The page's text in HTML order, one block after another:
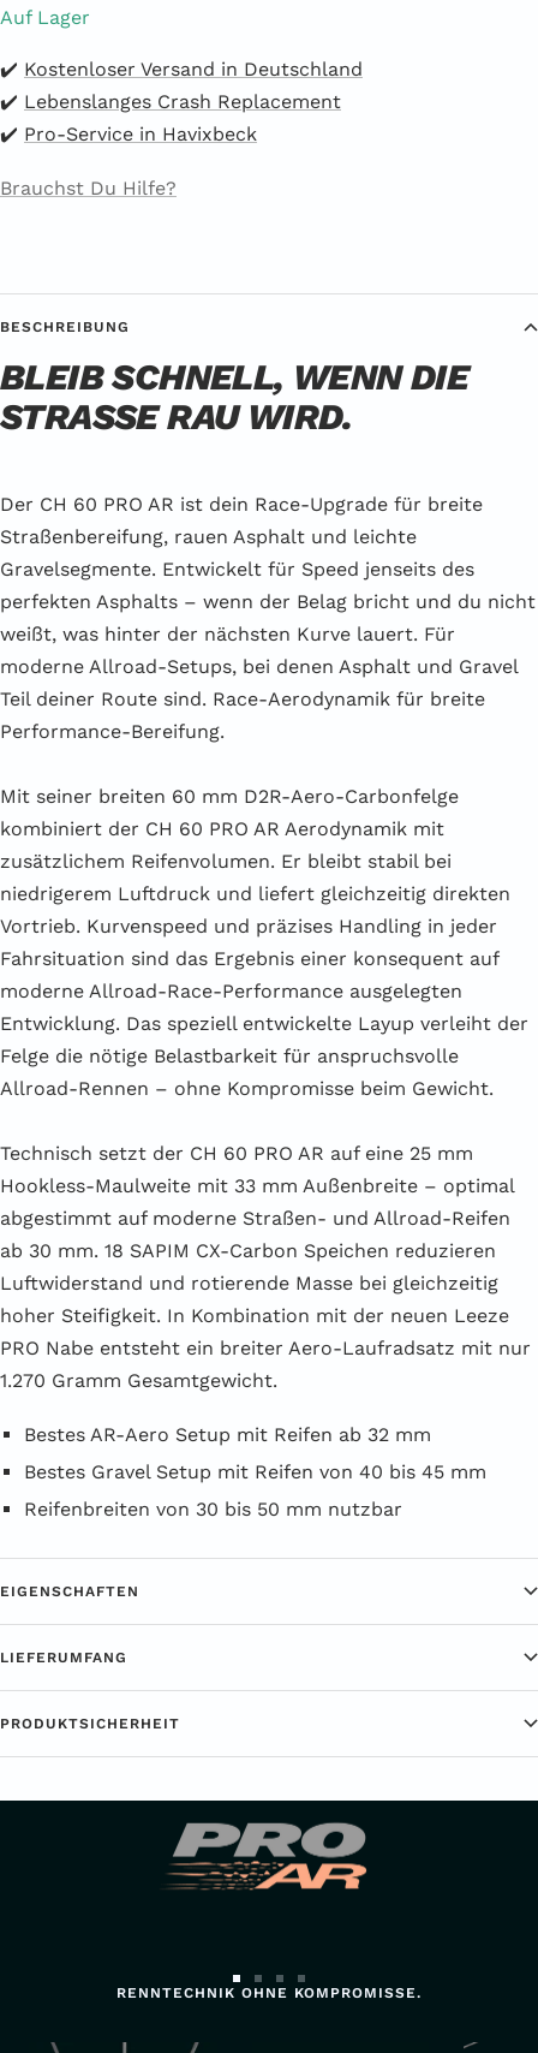
Auf Lager
✔️ Kostenloser Versand in Deutschland
✔️ Lebenslanges Crash Replacement
✔️ Pro-Service in Havixbeck
Brauchst Du Hilfe?
BESCHREIBUNG
BLEIB SCHNELL, WENN DIE
STRASSE RAU WIRD.
Der CH 60 PRO AR ist dein Race-Upgrade für breite
Straßenbereifung, rauen Asphalt und leichte
Gravelsegmente. Entwickelt für Speed jenseits des
perfekten Asphalts – wenn der Belag bricht und du nicht
weißt, was hinter der nächsten Kurve lauert. Für
moderne Allroad-Setups, bei denen Asphalt und Gravel
Teil deiner Route sind. Race-Aerodynamik für breite
Performance-Bereifung.
Mit seiner breiten 60 mm D2R-Aero-Carbonfelge
kombiniert der CH 60 PRO AR Aerodynamik mit
zusätzlichem Reifenvolumen. Er bleibt stabil bei
niedrigerem Luftdruck und liefert gleichzeitig direkten
Vortrieb. Kurvenspeed und präzises Handling in jeder
Fahrsituation sind das Ergebnis einer konsequent auf
moderne Allroad-Race-Performance ausgelegten
Entwicklung. Das speziell entwickelte Layup verleiht der
Felge die nötige Belastbarkeit für anspruchsvolle
Allroad-Rennen – ohne Kompromisse beim Gewicht.
Technisch setzt der CH 60 PRO AR auf eine 25 mm
Hookless-Maulweite mit 33 mm Außenbreite – optimal
abgestimmt auf moderne Straßen- und Allroad-Reifen
ab 30 mm. 18 SAPIM CX-Carbon Speichen reduzieren
Luftwiderstand und rotierende Masse bei gleichzeitig
hoher Steifigkeit. In Kombination mit der neuen Leeze
PRO Nabe entsteht ein breiter Aero-Laufradsatz mit nur
1.270 Gramm Gesamtgewicht.
Bestes AR-Aero Setup mit Reifen ab 32 mm
Bestes Gravel Setup mit Reifen von 40 bis 45 mm
Reifenbreiten von 30 bis 50 mm nutzbar
EIGENSCHAFTEN
LIEFERUMFANG
PRODUKTSICHERHEIT
ZurZurZurZur
RENNTECHNIK OHNE KOMPROMISSE.